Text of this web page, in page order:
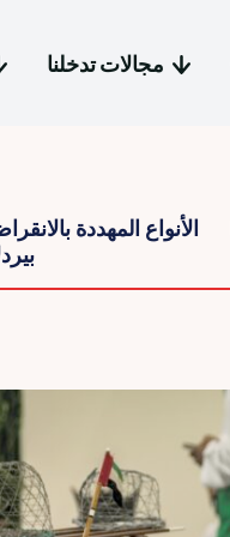
مجالات تدخلنا
الأنواع المهددة